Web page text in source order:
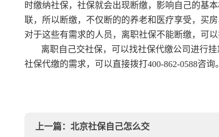
时缴纳社保，社保就会出现断缴，影响自己的基
联，所以断缴，不仅断的的养老和医疗享受，买
对于这些有需求的人员，离职社保不能断缴，可
离职自己交社保，可以找社保代缴公司进行
社保代缴的需求，可以直接拨打400-862-0588咨询
上一篇： 北京社保自己怎么交